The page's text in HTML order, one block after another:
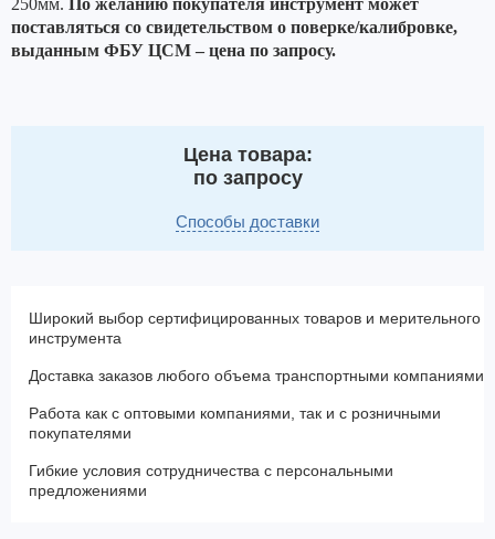
250мм. По желанию покупателя инструмент может
поставляться со свидетельством о поверке/калибровке,
выданным ФБУ ЦСМ – цена по запросу.
Цена товара:
по запросу
Способы доставки
Широкий выбор сертифицированных товаров и мерительного
инструмента
Доставка заказов любого объема транспортными компаниями
Работа как с оптовыми компаниями, так и с розничными
покупателями
Гибкие условия сотрудничества с персональными
предложениями